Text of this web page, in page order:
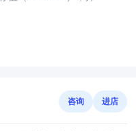
咨询 进店